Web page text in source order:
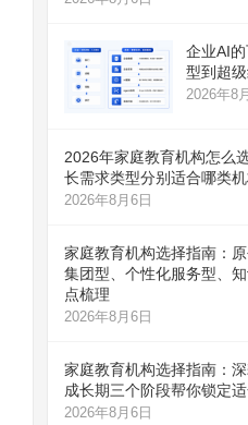
企业AI
型到超
2026年8
2026年家庭教育机构怎么
长需求类型分别适合哪类
2026年8月6日
家庭教育机构选择指南：
集团型、个性化服务型、
点梳理
2026年8月6日
家庭教育机构选择指南：深
成长期三个阶段帮你锁定
2026年8月6日